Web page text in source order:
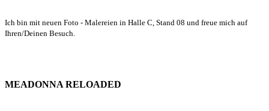
Ich bin mit neuen Foto - Malereien in Halle C, Stand 08 und freue mich auf
Ihren/Deinen Besuch.
MEADONNA RELOADED